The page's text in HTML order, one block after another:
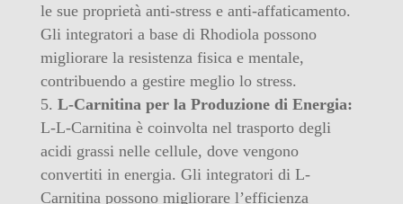
le sue proprietà anti-stress e anti-affaticamento.
Gli integratori a base di Rhodiola possono
migliorare la resistenza fisica e mentale,
contribuendo a gestire meglio lo stress.
L-Carnitina per la Produzione di Energia:
L-L-Carnitina è coinvolta nel trasporto degli
acidi grassi nelle cellule, dove vengono
convertiti in energia. Gli integratori di L-
Carnitina possono migliorare l’efficienza